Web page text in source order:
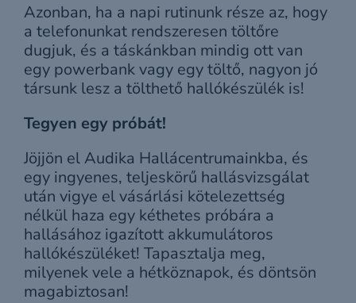
Azonban, ha a napi rutinunk része az, hogy
a telefonunkat rendszeresen töltőre
dugjuk, és a táskánkban mindig ott van
egy powerbank vagy egy töltő, nagyon jó
társunk lesz a tölthető hallókészülék is!
Tegyen egy próbát!
Jöjjön el Audika Hallácentrumainkba, és
egy ingyenes, teljeskörű hallásvizsgálat
után vigye el vásárlási kötelezettség
nélkül haza egy kéthetes próbára a
hallásához igazított akkumulátoros
hallókészüléket! Tapasztalja meg,
milyenek vele a hétköznapok, és döntsön
magabiztosan!